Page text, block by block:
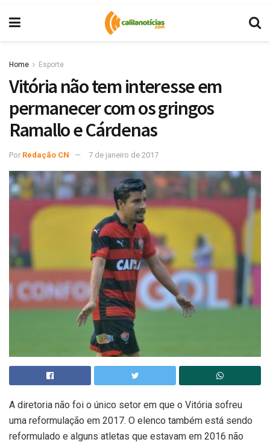
Home Esporte
Vitória não tem interesse em
permanecer com os gringos
Ramallo e Cárdenas
Por Redação CN 7 de janeiro de 2017
A diretoria não foi o único setor em que o Vitória sofreu
uma reformulação em 2017. O elenco também está sendo
reformulado e alguns atletas que estavam em 2016 não